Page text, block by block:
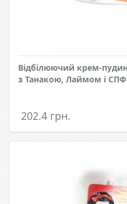
Відбілюючий крем-
з Танакою, Лаймом і СПФ
202.4 грн.